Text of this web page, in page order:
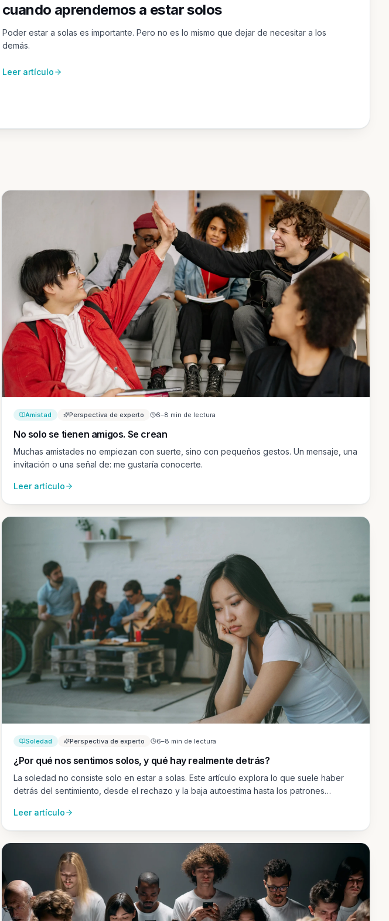
cuando aprendemos a estar solos
Poder estar a solas es importante. Pero no es lo mismo que dejar de necesitar a los
demás.
Leer artículo
Amistad Perspectiva de experto 6–8 min de lectura
No solo se tienen amigos. Se crean
Muchas amistades no empiezan con suerte, sino con pequeños gestos. Un mensaje, una
invitación o una señal de: me gustaría conocerte.
Leer artículo
Soledad Perspectiva de experto 6–8 min de lectura
¿Por qué nos sentimos solos, y qué hay realmente detrás?
La soledad no consiste solo en estar a solas. Este artículo explora lo que suele haber
detrás del sentimiento, desde el rechazo y la baja autoestima hasta los patrones
Leer artículo